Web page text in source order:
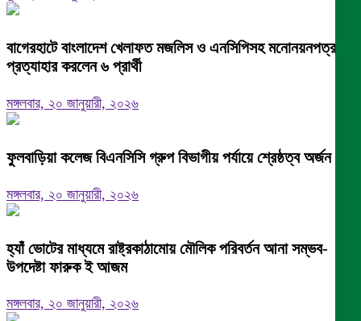
বাগেরহাটে বাংলাদেশ খেলাফত মজলিস ও এনসিপিসহ মনোনয়নপত্র
প্রত্যাহার করলেন ৬ প্রার্থী
মঙ্গলবার, ২০ জানুয়ারী, ২০২৬
ফুলবাড়িয়া কলেজ বিএনসিসি গ্রুপ বিভাগীয় পর্যায়ে শ্রেষ্ঠত্ব অর্জন।
মঙ্গলবার, ২০ জানুয়ারী, ২০২৬
হ্যাঁ ভোটের মাধ্যমে রাষ্ট্রকাঠামোয় মৌলিক পরিবর্তন আনা সম্ভব-
উপদেষ্টা ফারুক ই আজম
মঙ্গলবার, ২০ জানুয়ারী, ২০২৬